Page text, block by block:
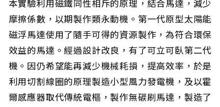
本實驗利用磁鐵同性相斥的原理，結合馬達，減少
摩擦係數，以期製作類永動機。第一代原型太陽能
磁浮馬達使用了隨手可得的資源製作，為符合環保
效益的馬達。經過設計改良，有了可立可臥第二代
機。因仍希望能再減少機械耗損，提高效率，於是
利用切割線圈的原理製造小型風力發電機，及以霍
爾感應器取代傳統電樞，製作無碳刷馬達，製造了